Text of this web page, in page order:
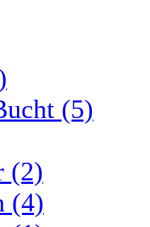
(5)
(2)
(4)